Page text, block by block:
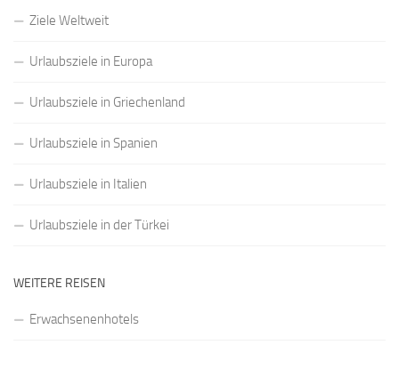
Ziele Weltweit
Urlaubsziele in Europa
Urlaubsziele in Griechenland
Urlaubsziele in Spanien
Urlaubsziele in Italien
Urlaubsziele in der Türkei
WEITERE REISEN
Erwachsenenhotels